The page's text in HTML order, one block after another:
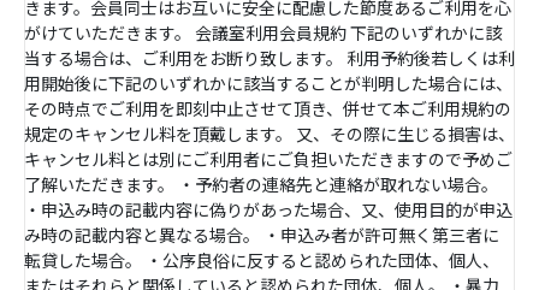
きます。会員同士はお互いに安全に配慮した節度あるご利用を心
がけていただきます。 会議室利用会員規約 下記のいずれかに該
当する場合は、ご利用をお断り致します。 利用予約後若しくは利
用開始後に下記のいずれかに該当することが判明した場合には、
その時点でご利用を即刻中止させて頂き、併せて本ご利用規約の
規定のキャンセル料を頂戴します。 又、その際に生じる損害は、
キャンセル料とは別にご利用者にご負担いただきますので予めご
了解いただきます。 ・予約者の連絡先と連絡が取れない場合。
・申込み時の記載内容に偽りがあった場合、又、使用目的が申込
み時の記載内容と異なる場合。 ・申込み者が許可無く第三者に
転貸した場合。 ・公序良俗に反すると認められた団体、個人、
またはそれらと関係していると認められた団体、個人。 ・暴力